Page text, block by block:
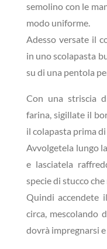
semolino con le
modo uniforme.
Adesso versate il
in uno scolapasta
su di una pentola
Con una striscia
farina, sigillate il
il colapasta prima
Avvolgetela lungo
e lasciatela
specie di stucco
Quindi accendete
circa, mescolando
dovrà impregnarsi